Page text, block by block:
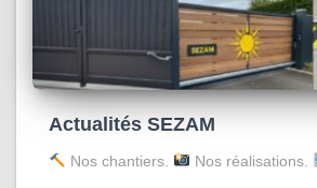
Actualités SEZAM
Nos chantiers. Nos réalisations.